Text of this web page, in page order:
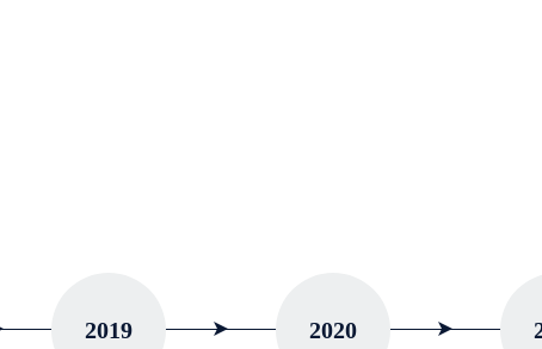
2019 2020